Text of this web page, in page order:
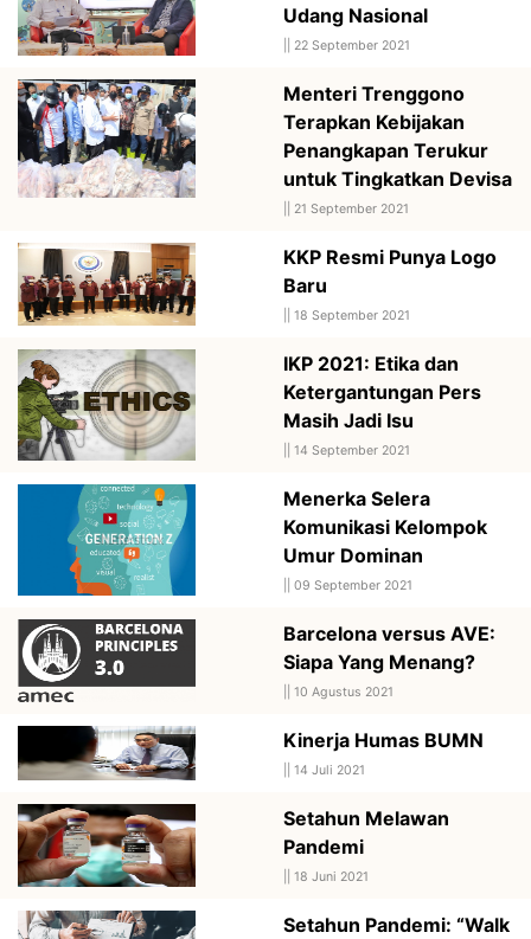
Udang Nasional
22 September 2021
Menteri Trenggono
Terapkan Kebijakan
Penangkapan Terukur
untuk Tingkatkan Devisa
21 September 2021
KKP Resmi Punya Logo
Baru
18 September 2021
IKP 2021: Etika dan
Ketergantungan Pers
Masih Jadi Isu
14 September 2021
Menerka Selera
Komunikasi Kelompok
Umur Dominan
09 September 2021
Barcelona versus AVE:
Siapa Yang Menang?
10 Agustus 2021
Kinerja Humas BUMN
14 Juli 2021
Setahun Melawan
Pandemi
18 Juni 2021
Setahun Pandemi: “Walk